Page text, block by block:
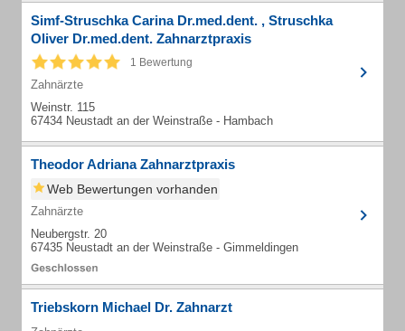
Simf-Struschka Carina Dr.med.dent. , Struschka
Oliver Dr.med.dent. Zahnarztpraxis
1 Bewertung
Zahnärzte
Weinstr. 115
67434 Neustadt an der Weinstraße - Hambach
Theodor Adriana Zahnarztpraxis
Web Bewertungen vorhanden
Zahnärzte
Neubergstr. 20
67435 Neustadt an der Weinstraße - Gimmeldingen
Triebskorn Michael Dr. Zahnarzt